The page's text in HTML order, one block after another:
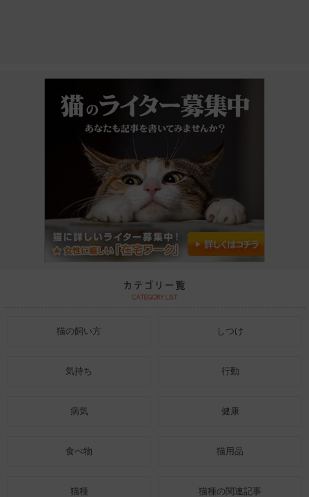
猫の飼い方 しつけ
気持ち 行動
病気 健康
食べ物 猫用品
猫種 猫種の関連記事